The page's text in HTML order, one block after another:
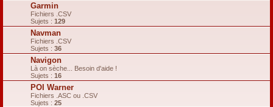
Garmin
Fichiers .CSV
Sujets : 129
Navman
Fichiers .CSV
Sujets : 36
Navigon
Là on sèche... Besoin d'aide !
Sujets : 16
POI Warner
Fichiers .ASC ou .CSV
Sujets : 25